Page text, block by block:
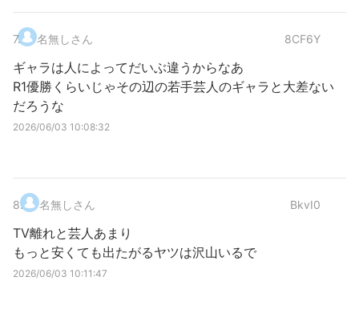
7. 名無しさん 8CF6Y
ギャラは人によってだいぶ違うからなあ
R1優勝くらいじゃその辺の若手芸人のギャラと大差ない
だろうな
2026/06/03 10:08:32
8. 名無しさん BkvI0
TV離れと芸人あまり
もっと安くても出たがるヤツは沢山いるで
2026/06/03 10:11:47